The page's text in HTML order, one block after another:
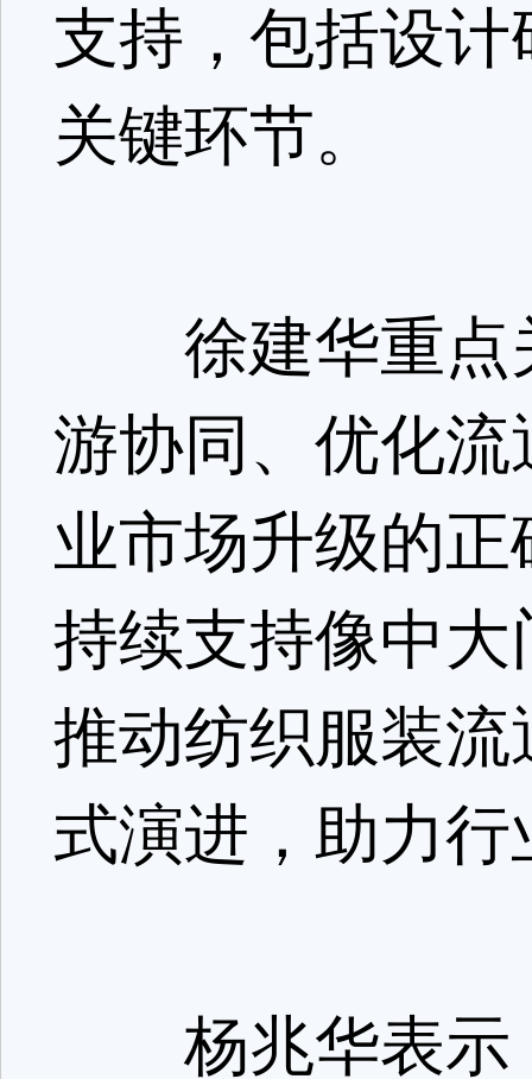
支持，包括设
关键环节。
徐建华重点
游协同、优化
业市场升级的
持续支持像中
推动纺织服装
式演进，助力
杨兆华表示